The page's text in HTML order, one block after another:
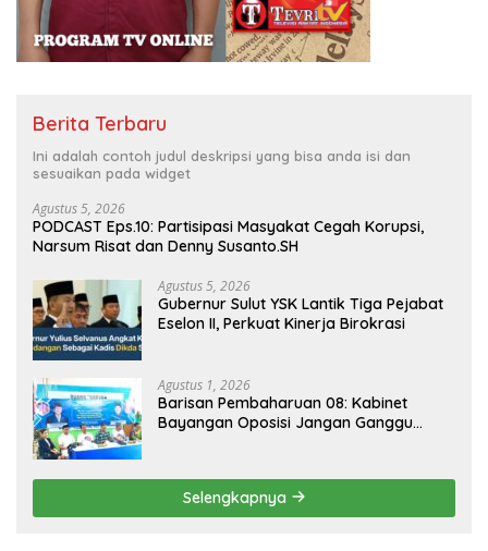
Berita Terbaru
Ini adalah contoh judul deskripsi yang bisa anda isi dan
sesuaikan pada widget
Agustus 5, 2026
PODCAST Eps.10: Partisipasi Masyakat Cegah Korupsi,
Narsum Risat dan Denny Susanto.SH
Agustus 5, 2026
Gubernur Sulut YSK Lantik Tiga Pejabat
Eselon II, Perkuat Kinerja Birokrasi
Agustus 1, 2026
Barisan Pembaharuan 08: Kabinet
Bayangan Oposisi Jangan Ganggu
Selengkapnya